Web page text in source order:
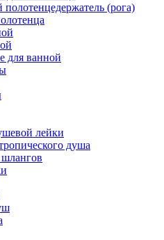
(рога)
для ванной
лейки
душа